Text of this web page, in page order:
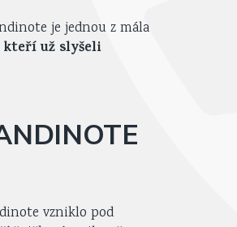
je jednou z mála
už slyšeli
vzniklo pod